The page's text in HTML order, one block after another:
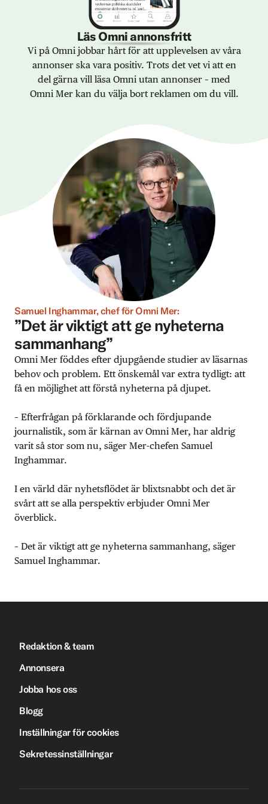
Läs Omni annonsfritt
Vi på Omni jobbar hårt för att upplevelsen av våra
annonser ska vara positiv. Trots det vet vi att en
del gärna vill läsa Omni utan annonser – med
Omni Mer kan du välja bort reklamen om du vill.
Samuel Inghammar, chef för Omni Mer:
”Det är viktigt att ge nyheterna
sammanhang”
Omni Mer föddes efter djupgående studier av läsarnas
behov och problem. Ett önskemål var extra tydligt: att
få en möjlighet att förstå nyheterna på djupet.
– Efterfrågan på förklarande och fördjupande
journalistik, som är kärnan av Omni Mer, har aldrig
varit så stor som nu, säger Mer-chefen Samuel
Inghammar.
I en värld där nyhetsflödet är blixtsnabbt och det är
svårt att se alla perspektiv erbjuder Omni Mer
överblick.
– Det är viktigt att ge nyheterna sammanhang, säger
Samuel Inghammar.
Redaktion & team
Annonsera
Jobba hos oss
Blogg
Inställningar för cookies
Sekretessinställningar